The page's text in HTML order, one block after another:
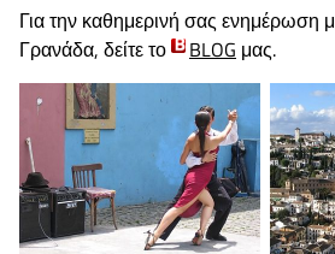
Για την καθημερινή σας ενημέρωση
Γρανάδα, δείτε το
BLOG μας.